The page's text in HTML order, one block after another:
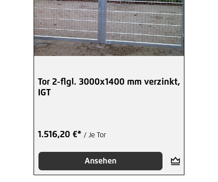
Tor 2-flgl. 3000x1400 mm verzinkt,
IGT
1.516,20 €* / Je Tor
Ansehen